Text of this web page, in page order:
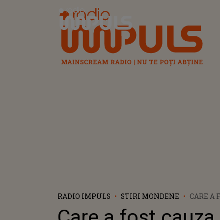
Radio Impuls
RADIO IMPULS STIRI MONDENE
CARE A
DIN